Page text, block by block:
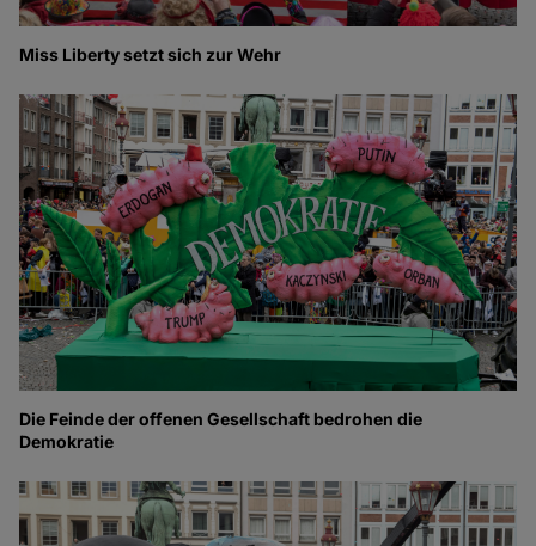
Miss Liberty setzt sich zur Wehr
Die Feinde der offenen Gesellschaft bedrohen die
Demokratie